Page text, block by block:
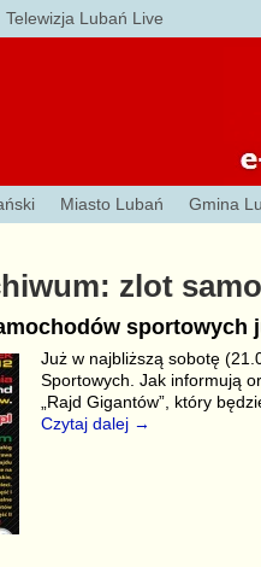
Telewizja Lubań Live
Miasto Lubań Gmina
zlot
sportowych
Już w najbliższą sobotę
Sportowych. Jak informują
„Rajd Gigantów”, który
Czytaj dalej →